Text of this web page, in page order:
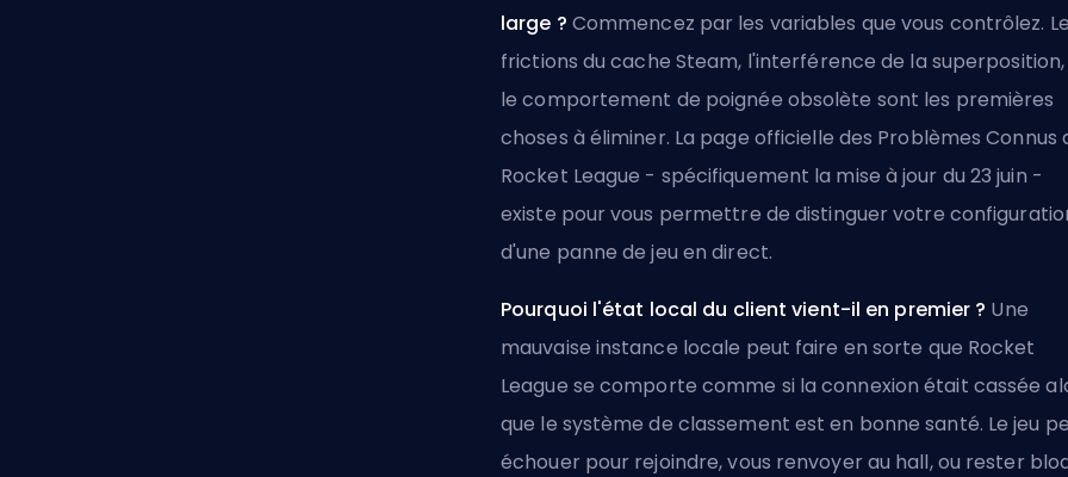
large ? Commencez par les variables que vous contrôlez.
frictions du cache Steam, l'interférence de la
le comportement de poignée obsolète sont les premières
choses à éliminer. La page officielle des Problèmes Connus
Rocket League - spécifiquement la mise à jour du 23 juin -
existe pour vous permettre de distinguer votre
d'une panne de jeu en direct.
Pourquoi l'état local du client vient-il en premier ? Une
mauvaise instance locale peut faire en sorte que Rocket
League se comporte comme si la connexion était cassée
que le système de classement est en bonne santé. Le jeu
échouer pour rejoindre, vous renvoyer au hall, ou rester